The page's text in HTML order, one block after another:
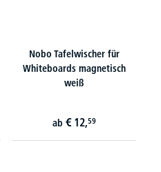
Nobo Tafelwischer für
Whiteboards magnetisch
weiß
ab € 12,59